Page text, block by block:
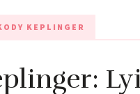
KEPLINGER